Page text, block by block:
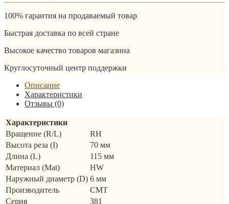
100% гарантия на продаваемый товар
Быстрая доставка по всей стране
Высокое качество товаров магазина
Круглосуточный центр поддержки
Описание
Характеристики
Отзывы (0)
Характеристики
Вращение (R/L)
RH
Высота реза (I)
70 мм
Длина (L)
115 мм
Материал (Mat)
HW
Наружный диаметр (D) 6 мм
Производитель
CMT
Серия
381